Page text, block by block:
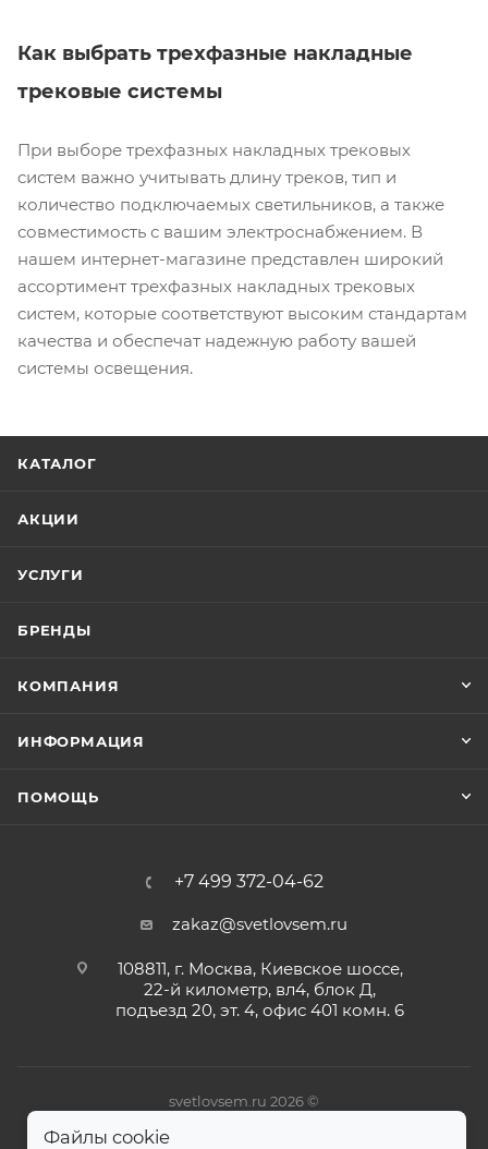
Как выбрать трехфазные накладные
трековые системы
При выборе трехфазных накладных трековых
систем важно учитывать длину треков, тип и
количество подключаемых светильников, а также
совместимость с вашим электроснабжением. В
нашем интернет-магазине представлен широкий
ассортимент трехфазных накладных трековых
систем, которые соответствуют высоким стандартам
качества и обеспечат надежную работу вашей
системы освещения.
КАТАЛОГ
АКЦИИ
УСЛУГИ
БРЕНДЫ
КОМПАНИЯ
ИНФОРМАЦИЯ
ПОМОЩЬ
+7 499 372-04-62
zakaz@svetlovsem.ru
108811, г. Москва, Киевское шоссе,
22-й километр, вл4, блок Д,
подъезд 20, эт. 4, офис 401 комн. 6
svetlovsem.ru 2026 ©
Файлы cookie